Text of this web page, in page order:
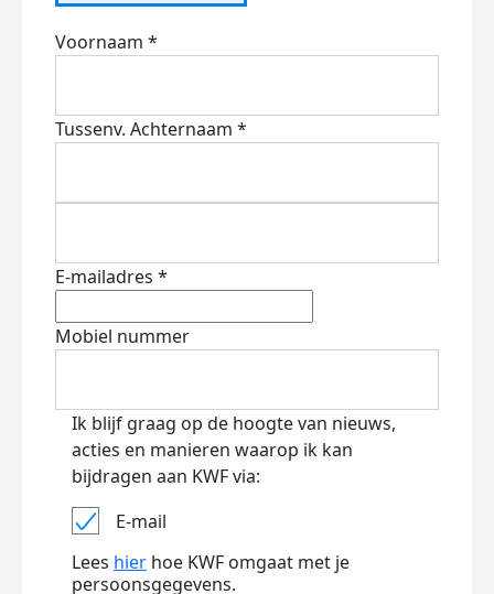
Voornaam *
Tussenv. Achternaam *
E-mailadres *
Mobiel nummer
Ik blijf graag op de hoogte van nieuws,
acties en manieren waarop ik kan
bijdragen aan KWF via:
E-mail
Lees hier hoe KWF omgaat met je
persoonsgegevens.